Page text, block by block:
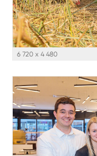
6 720 x 4 480